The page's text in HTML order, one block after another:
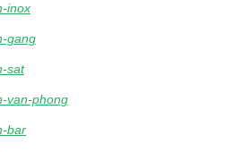
inox
gang
sat
van-phong
bar